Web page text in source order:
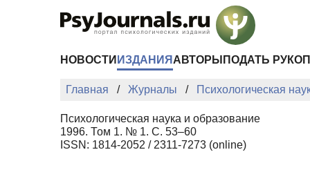
НОВОСТИ ИЗДАНИЯ АВТОРЫ ПОДАТЬ
Главная Журналы Психологическая
Психологическая наука и образование
1996. Том 1. № 1. С. 53–60
ISSN: 1814-2052 / 2311-7273 (online)